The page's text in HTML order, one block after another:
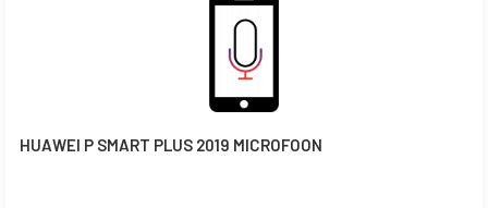
HUAWEI P SMART PLUS 2019 MICROFOON